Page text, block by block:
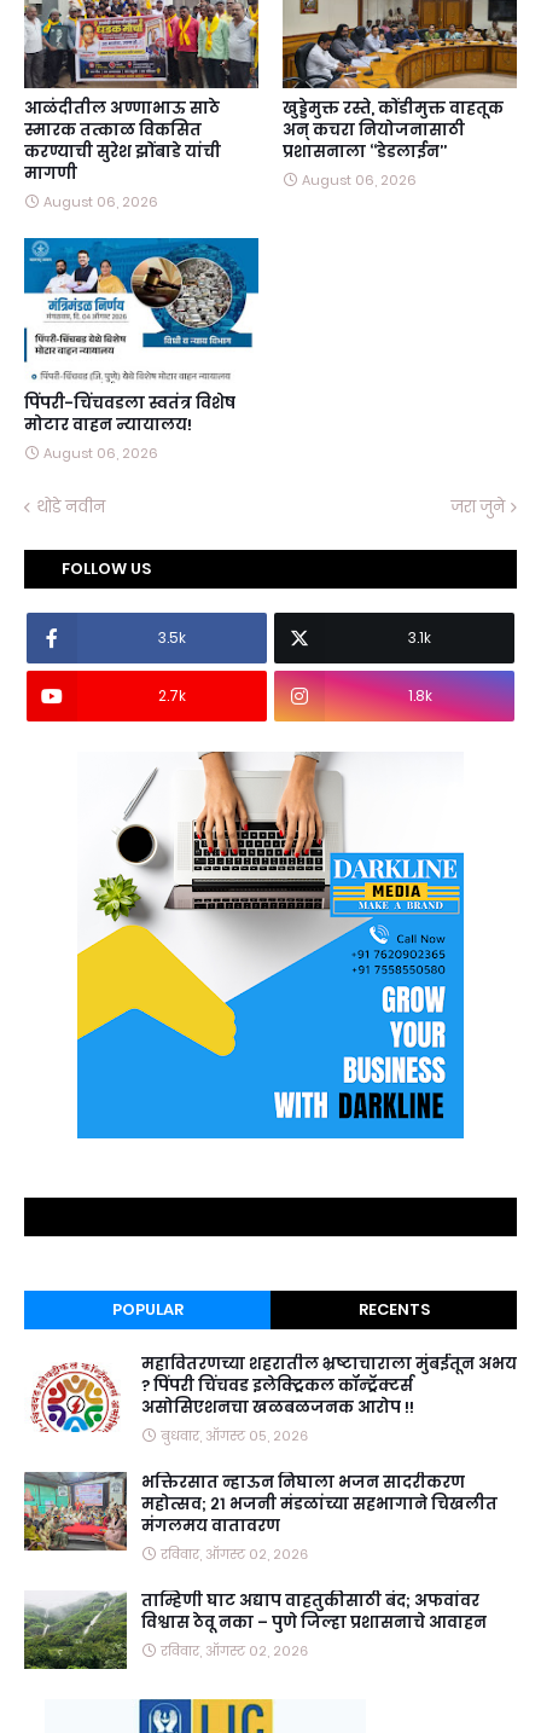
आळंदीतील अण्णाभाऊ साठे
स्मारक तत्काळ विकसित
करण्याची सुरेश झोंबाडे यांची
मागणी
August 06, 2026
खुड्डेमुक्त रस्ते, कोंडीमुक्त वाहतूक
अन्‌ कचरा नियोजनासाठी
प्रशासनाला ‘‘डेडलाईन’’
August 06, 2026
पिंपरी-चिंचवडला स्वतंत्र विशेष
मोटार वाहन न्यायालय!
August 06, 2026
थोडे नवीन जरा जुने
FOLLOW US
3.5k 3.1k
2.7k 1.8k
POPULAR RECENTS
महावितरणच्या शहरातील भ्रष्टाचाराला मुंबईतून अभय
? पिंपरी चिंचवड इलेक्ट्रिकल कॉन्ट्रॅक्टर्स
असोसिएशनचा खळबळजनक आरोप !!
बुधवार, ऑगस्ट ०५, २०२६
भक्तिरसात न्हाऊन निघाला भजन सादरीकरण
महोत्सव; २१ भजनी मंडळांच्या सहभागाने चिखलीत
मंगलमय वातावरण
रविवार, ऑगस्ट ०२, २०२६
ताम्हिणी घाट अद्याप वाहतुकीसाठी बंद; अफवांवर
विश्वास ठेवू नका – पुणे जिल्हा प्रशासनाचे आवाहन
रविवार, ऑगस्ट ०२, २०२६